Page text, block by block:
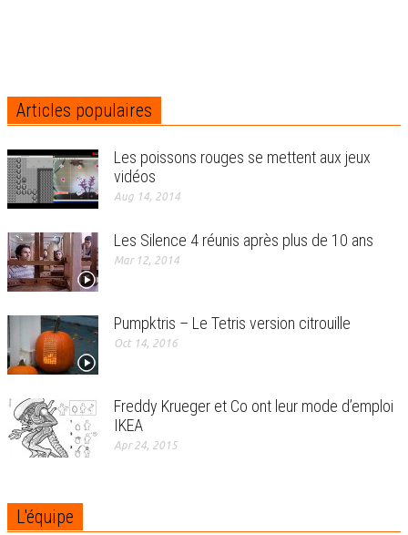
Articles populaires
Les poissons rouges se mettent aux jeux
vidéos
Aug 14, 2014
Les Silence 4 réunis après plus de 10 ans
Mar 12, 2014
Pumpktris – Le Tetris version citrouille
Oct 14, 2016
Freddy Krueger et Co ont leur mode d’emploi
IKEA
Apr 24, 2015
L'équipe